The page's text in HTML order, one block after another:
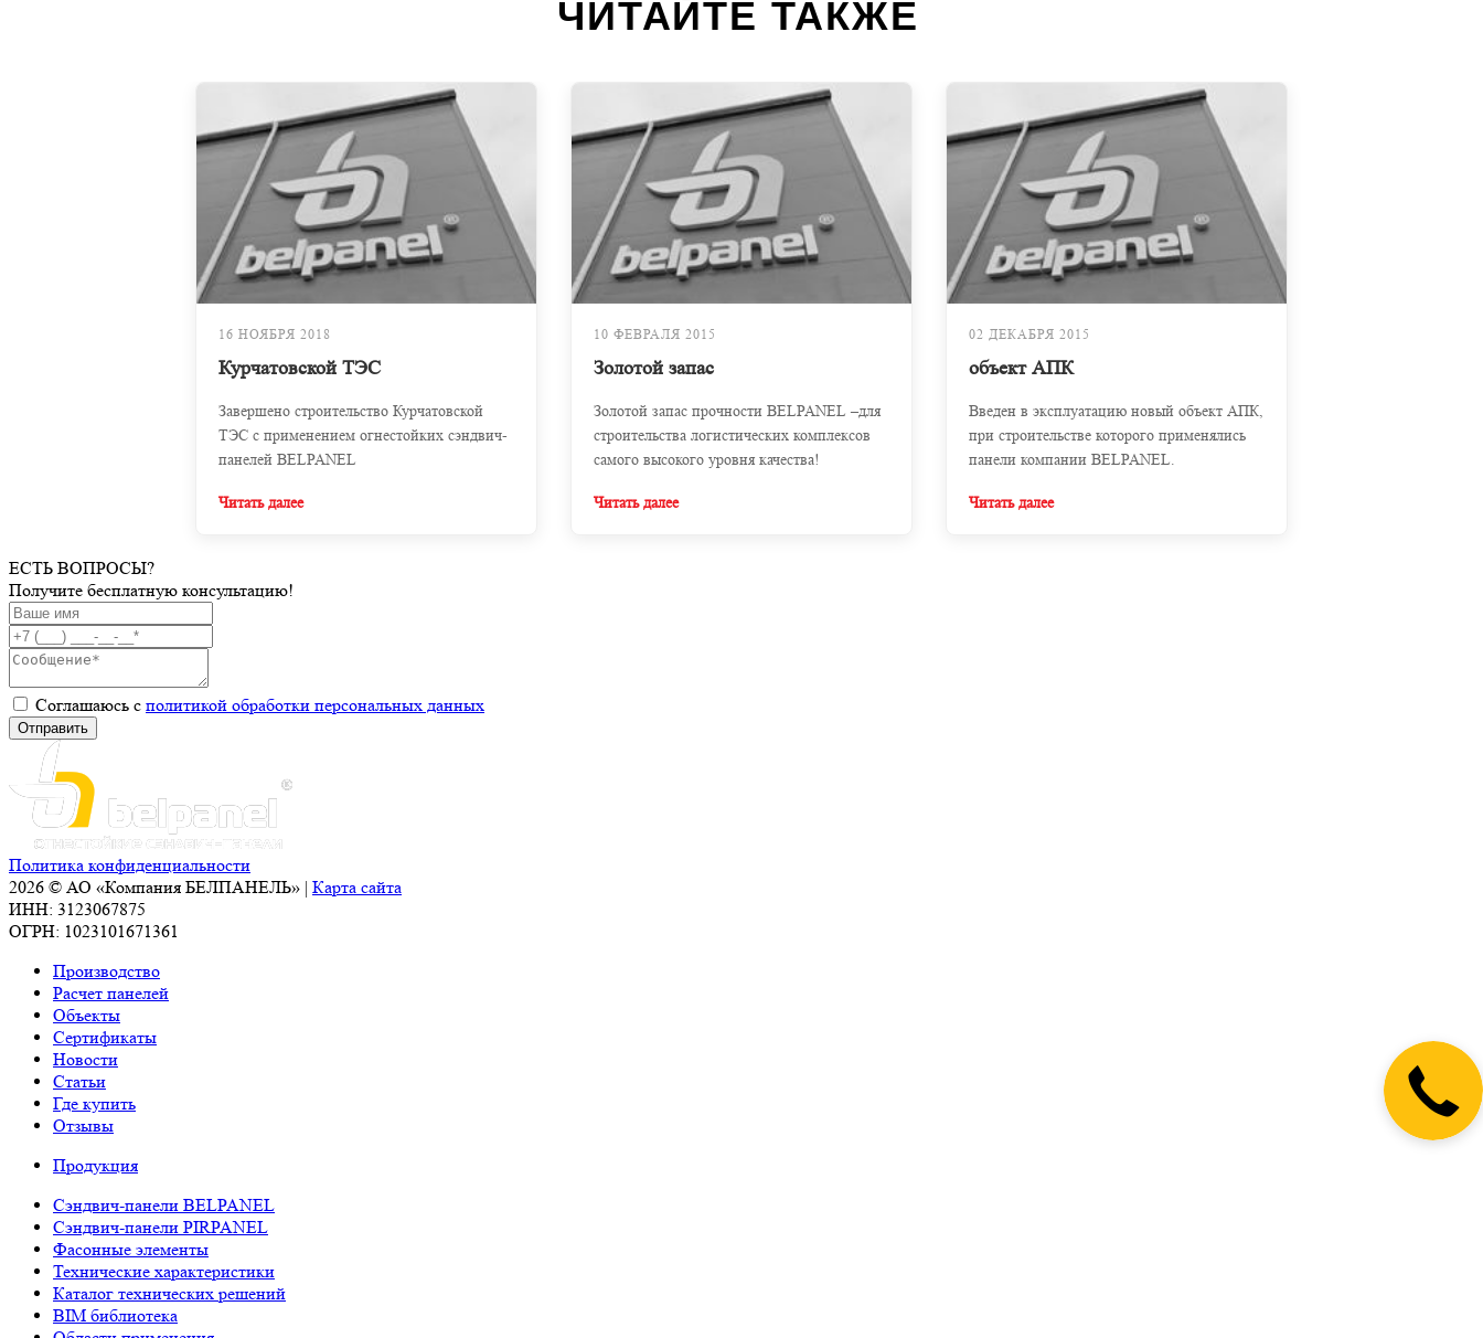
ЧИТАЙТЕ ТАКЖЕ
16 НОЯБРЯ 2018
Курчатовской ТЭС
Завершено строительство Курчатовской
ТЭС с применением огнестойких сэндвич-
панелей BELPANEL
Читать далее
10 ФЕВРАЛЯ 2015
Золотой запас
Золотой запас прочности BELPANEL –для
строительства логистических комплексов
самого высокого уровня качества!
Читать далее
02 ДЕКАБРЯ 2015
объект АПК
Введен в эксплуатацию новый объект АПК,
при строительстве которого применялись
панели компании BELPANEL.
Читать далее
ЕСТЬ ВОПРОСЫ?
Получите бесплатную консультацию!
Соглашаюсь с политикой обработки персональных данных
Политика конфиденциальности
2026 © АО «Компания БЕЛПАНЕЛЬ» | Карта сайта
ИНН: 3123067875
ОГРН: 1023101671361
Производство
Расчет панелей
Объекты
Сертификаты
Новости
Статьи
Где купить
Отзывы
Продукция
Сэндвич-панели BELPANEL
Сэндвич-панели PIRPANEL
Фасонные элементы
Технические характеристики
Каталог технических решений
BIM библиотека